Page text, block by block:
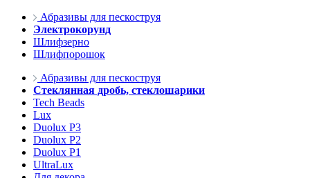
Абразивы для пескоструя
Электрокорунд
Шлифзерно
Шлифпорошок
Абразивы для пескоструя
Стеклянная дробь, стеклошарики
Tech Beads
Lux
Duolux P3
Duolux P2
Duolux P1
UltraLux